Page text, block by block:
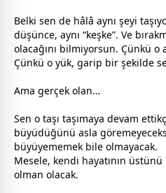
Belki sen de hâlâ aynı şeyi
düşünce, aynı “keşke”. Ve
olacağını bilmiyorsun. Çünkü o
Çünkü o yük, garip bir şekilde
Ama gerçek olan…
Sen o taşı taşımaya devam
büyüdüğünü asla
büyüyememek bile olmayacak.
Mesele, kendi hayatının
olman olacak.